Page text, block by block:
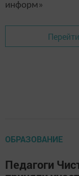
информ»
ОБРАЗОВАНИЕ
Педагоги